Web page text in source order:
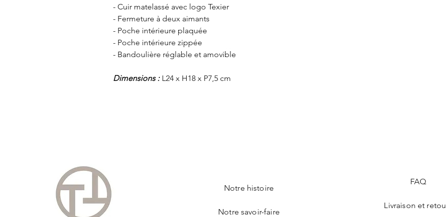
- Cuir matelassé avec logo Texier
- Fermeture à deux aimants
- Poche intérieure plaquée
- Poche intérieure zippée
- Bandoulière réglable et amovible
Dimensions :L24 x H18 x P7,5 cm
Notre histoire
Notre savoir-faire
FAQ
Livraison et